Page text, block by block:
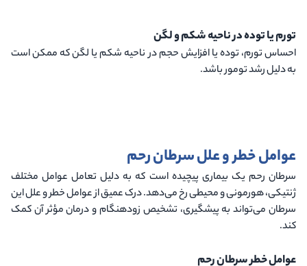
تورم یا توده در ناحیه شکم و لگن
احساس تورم، توده یا افزایش حجم در ناحیه شکم یا لگن که ممکن است
به دلیل رشد تومور باشد.
عوامل خطر و علل سرطان رحم
سرطان رحم یک بیماری پیچیده است که به دلیل تعامل عوامل مختلف
ژنتیکی، هورمونی و محیطی رخ می‌دهد. درک عمیق از عوامل خطر و علل این
سرطان می‌تواند به پیشگیری، تشخیص زودهنگام و درمان مؤثر آن کمک
کند.
عوامل خطر سرطان رحم